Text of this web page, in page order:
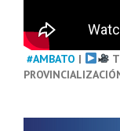
#AMBATO |